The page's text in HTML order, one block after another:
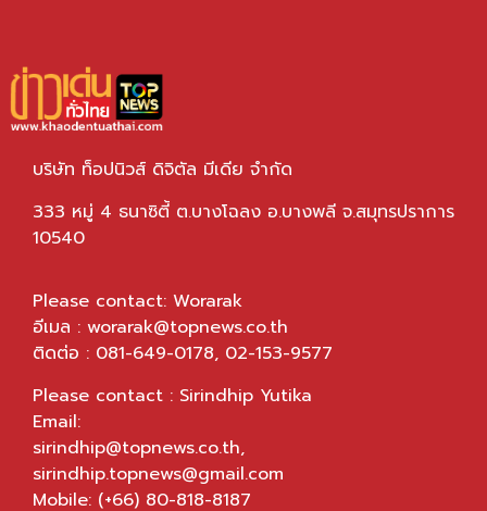
บริษัท ท็อปนิวส์ ดิจิตัล มีเดีย จำกัด
333 หมู่ 4 ธนาซิตี้ ต.บางโฉลง อ.บางพลี จ.สมุทรปราการ
10540
Please contact: Worarak
อีเมล : worarak@topnews.co.th
ติดต่อ : 081-649-0178, 02-153-9577
Please contact : Sirindhip Yutika
Email:
sirindhip@topnews.co.th,
sirindhip.topnews@gmail.com
Mobile: (+66) 80-818-8187